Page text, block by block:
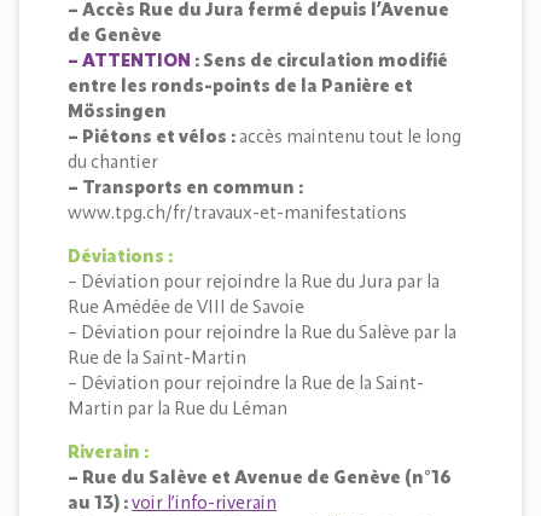
– Accès Rue du Jura fermé depuis l’Avenue
de Genève
– ATTENTION : Sens de circulation modifié
entre les ronds-points de la Panière et
Mössingen
– Piétons et vélos : accès maintenu tout le long
du chantier
– Transports en commun :
www.tpg.ch/fr/travaux-et-manifestations
Déviations :
– Déviation pour rejoindre la Rue du Jura par la
Rue Amédée de VIII de Savoie
– Déviation pour rejoindre la Rue du Salève par la
Rue de la Saint-Martin
– Déviation pour rejoindre la Rue de la Saint-
Martin par la Rue du Léman
Riverain :
– Rue du Salève et Avenue de Genève (n°16
au 13) : voir l’info-riverain